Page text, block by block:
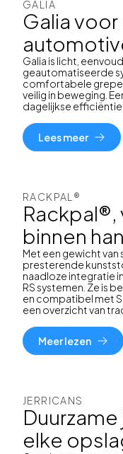
GALIA
Galia
Galia is licht,
geautomatiseerde
comfortabele
veilig in beweging.
dagelijkse efficiëntie.
Lees meer
RACKPAL®
binnen
Met een gewicht van
presterende
naadloze integratie
RS systemen. Ze is
en compatibel met
een overzicht van
Meer lezen
JERRICANS
elke